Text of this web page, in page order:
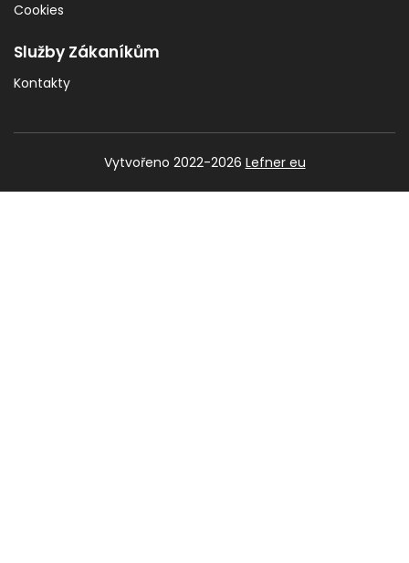
Cookies
Služby Zákaníkům
Kontakty
Vytvořeno 2022-2026 Lefner eu